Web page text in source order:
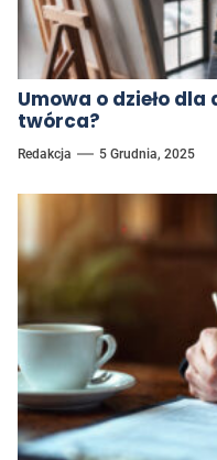
Umowa o dzieło
twórca?
Redakcja 5 Grudnia, 2025